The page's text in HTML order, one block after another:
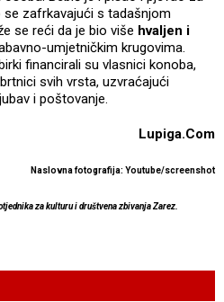
zafrkavajući s tadašnjom
se reći da je bio više hvaljen i
umjetničkim krugovima.
financirali su vlasnici konoba,
svih vrsta, uzvraćajući
i poštovanje.
Lupiga.Com
Naslovna fotografija: Youtube/screenshot
za kulturu i društvena zbivanja Zarez.